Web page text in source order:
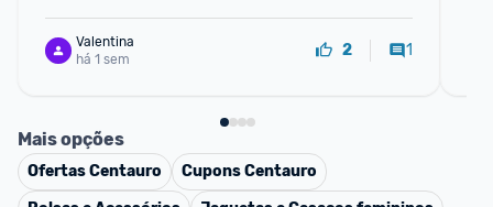
Valentina
há 1 sem
2 1
Mais opções
OfertasCentauro CuponsCentauro